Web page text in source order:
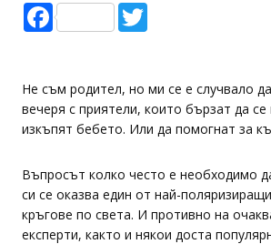
Facebook
Не съм родител, но ми се е случвало
вечеря с приятели, които бързат да се
изкъпят бебето. Или да помогнат за
Въпросът колко често е необходимо
си се оказва един от най-
кръгове по света. И противно на
експерти, както и някои доста